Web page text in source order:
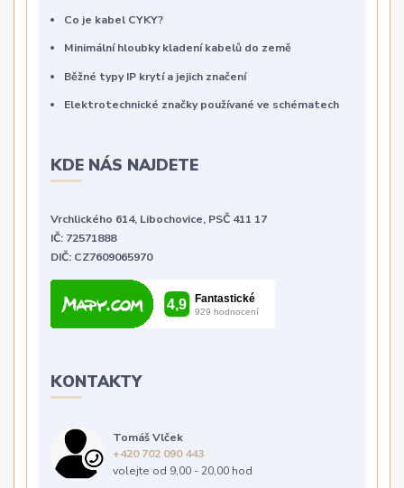
Co je kabel CYKY?
Minimální hloubky kladení kabelů do země
Běžné typy IP krytí a jejich značení
Elektrotechnické značky používané ve schématech
KDE NÁS NAJDETE
Vrchlického 614, Libochovice, PSČ 411 17
IČ: 72571888
DIČ: CZ7609065970
KONTAKTY
Tomáš Vlček
+420 702 090 443
volejte od 9,00 - 20,00 hod